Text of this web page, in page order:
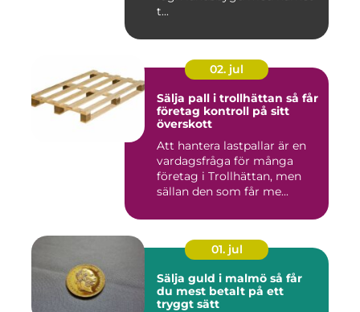
t...
02. jul
Sälja pall i trollhättan så får
företag kontroll på sitt
överskott
Att hantera lastpallar är en
vardagsfråga för många
företag i Trollhättan, men
sällan den som får me...
01. jul
Sälja guld i malmö så får
du mest betalt på ett
tryggt sätt